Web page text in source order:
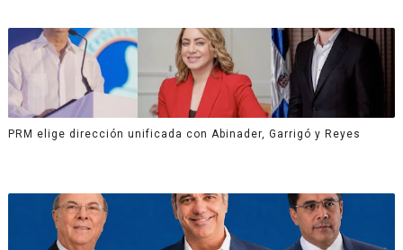
PRM elige dirección unificada con Abinader, Garrigó y Reyes